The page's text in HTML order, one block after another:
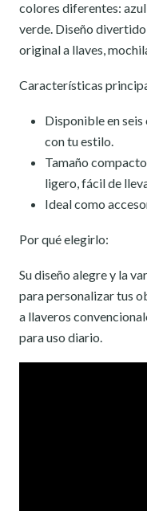
colores diferentes:
verde. Diseño
original a llaves,
Características
Disponible en
con tu estilo.
Tamaño
ligero, fácil de
Ideal como
Por qué elegirlo:
Su diseño alegre y la
para personalizar tus
a llaveros
para uso diario.